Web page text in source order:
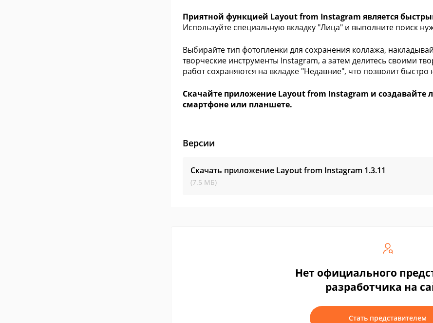
Приятной функцией Layout from Instagram является
Используйте специальную вкладку "Лица" и выполните поиск
Выбирайте тип фотопленки для сохранения коллажа,
творческие инструменты Instagram, а затем делитесь своими
работ сохраняются на вкладке "Недавние", что позволит
Скачайте приложение Layout from Instagram и
смартфоне или планшете.
Версии
Скачать приложение Layout from Instagram 1.3.11
(7.5 МБ)
Нет официального
разработчика на
Стать представителем